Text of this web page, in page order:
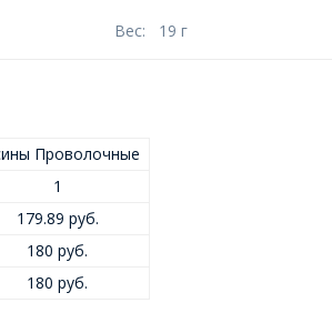
Вес: 19 г
Проволочные
1
179.89 руб.
180 руб.
180 руб.